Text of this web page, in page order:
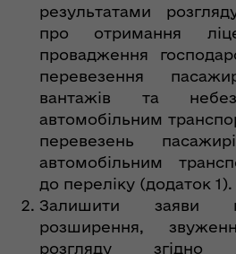
результатами
про отримання
провадження
перевезення
вантажів та
автомобільним
перевезень
автомобільним
до переліку (додаток 1).
Залишити заяви
розширення,
розгляду згідно